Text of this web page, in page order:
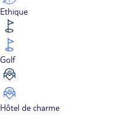
Ethique
Golf
Hôtel de charme